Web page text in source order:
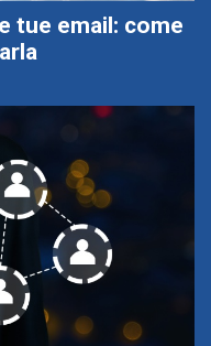
tue email: come